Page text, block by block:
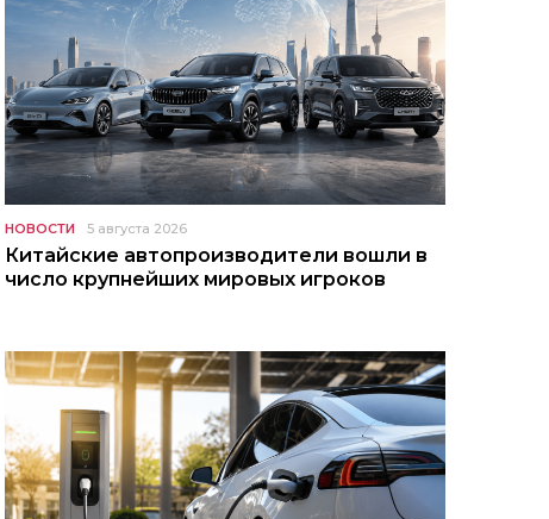
НОВОСТИ 5 августа 2026
Китайские автопроизводители вошли в
число крупнейших мировых игроков